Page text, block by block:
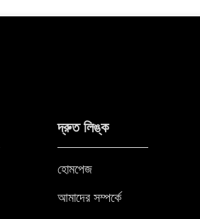
দ্রুত লিঙ্ক
হোমপেজ
আমাদের সম্পর্কে